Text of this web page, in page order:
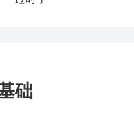
础